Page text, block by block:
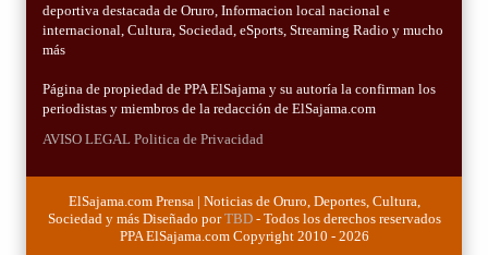
deportiva destacada de Oruro, Informacion local nacional e
internacional, Cultura, Sociedad, eSports, Streaming Radio y mucho
más
Página de propiedad de PPA ElSajama y su autoría la confirman los
periodistas y miembros de la redacción de ElSajama.com
AVISO LEGAL Politica de Privacidad
ElSajama.com Prensa | Noticias de Oruro, Deportes, Cultura,
Sociedad y más Diseñado porTBD- Todos los derechos reservados
PPA ElSajama.com Copyright 2010 - 2026